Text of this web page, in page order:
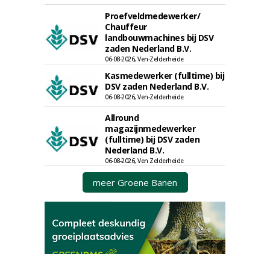
Proefveldmedewerker/
Chauffeur
landbouwmachines bij DSV
zaden Nederland B.V.
06-08-2026, Ven-Zelderheide
Kasmedewerker (fulltime) bij
DSV zaden Nederland B.V.
06-08-2026, Ven-Zelderheide
Allround
magazijnmedewerker
(fulltime) bij DSV zaden
Nederland B.V.
06-08-2026, Ven Zelderheide
meer Groene Banen